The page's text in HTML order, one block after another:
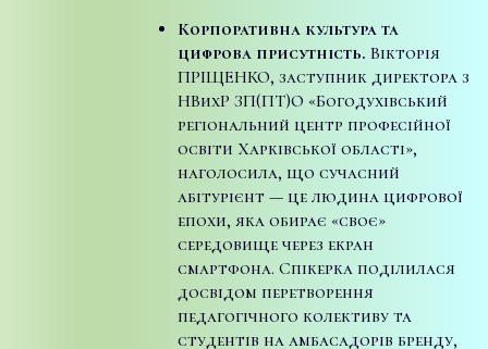
Корпоративна культура та
цифрова присутність. Вікторія
ПРІЩЕНКО, заступник директора з
НВихР ЗП(ПТ)О «Богодухівський
регіональний центр професійної
освіти Харківської області»,
наголосила, що сучасний
абітурієнт — це людина цифрової
епохи, яка обирає «своє»
середовище через екран
смартфона. Спікерка поділилася
досвідом перетворення
педагогічного колективу та
студентів на амбасадорів бренду,